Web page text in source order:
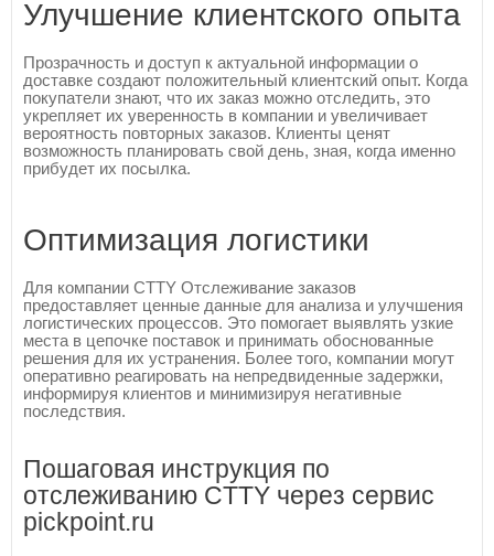
Улучшение клиентского опыта
Прозрачность и доступ к актуальной информации о
доставке создают положительный клиентский опыт. Когда
покупатели знают, что их заказ можно отследить, это
укрепляет их уверенность в компании и увеличивает
вероятность повторных заказов. Клиенты ценят
возможность планировать свой день, зная, когда именно
прибудет их посылка.
Оптимизация логистики
Для компании CTTY Отслеживание заказов
предоставляет ценные данные для анализа и улучшения
логистических процессов. Это помогает выявлять узкие
места в цепочке поставок и принимать обоснованные
решения для их устранения. Более того, компании могут
оперативно реагировать на непредвиденные задержки,
информируя клиентов и минимизируя негативные
последствия.
Пошаговая инструкция по
отслеживанию CTTY через сервис
pickpoint.ru